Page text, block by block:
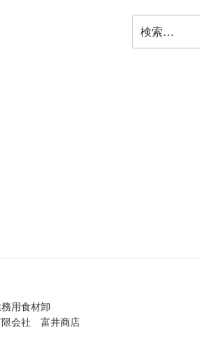
索:
用食材卸
会社 富井商店